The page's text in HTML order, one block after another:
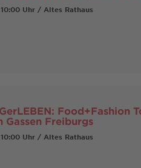
Uhr / Altes Rathaus
Food+Fashion
Gassen Freiburgs
Uhr / Altes Rathaus